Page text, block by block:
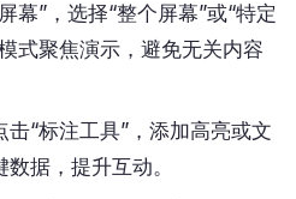
幕”，选择“整个屏幕”或“特定
式聚焦演示，避免无关内容
“标注工具”，添加高亮或文
据，提升互动。